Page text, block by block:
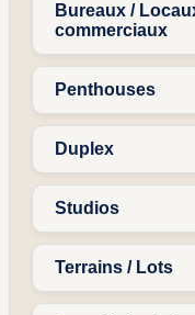
Bureaux /
commerciaux
Penthouses
Duplex
Studios
Terrains / Lots